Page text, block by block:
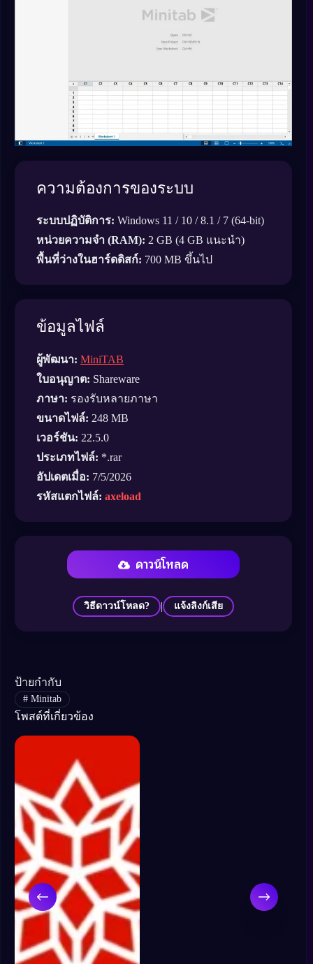
ความต้องการของระบบ
ระบบปฏิบัติการ: Windows 11 / 10 / 8.1 / 7 (64-bit)
หน่วยความจำ (RAM): 2 GB (4 GB แนะนำ)
พื้นที่ว่างในฮาร์ดดิสก์: 700 MB ขึ้นไป
ข้อมูลไฟล์
ผู้พัฒนา: MiniTAB
ใบอนุญาต: Shareware
ภาษา: รองรับหลายภาษา
ขนาดไฟล์: 248 MB
เวอร์ชัน: 22.5.0
ประเภทไฟล์: *.rar
อัปเดตเมื่อ: 7/5/2026
รหัสแตกไฟล์: axeload
ดาวน์โหลด
วิธีดาวน์โหลด? | แจ้งลิงก์เสีย
ป้ายกำกับ
#Minitab
โพสต์ที่เกี่ยวข้อง